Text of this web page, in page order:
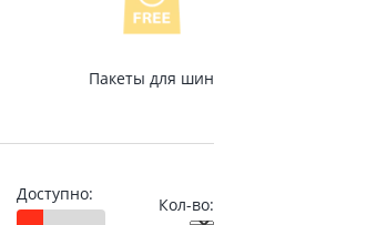
Пакеты для шин
Доступно:
Кол-во: